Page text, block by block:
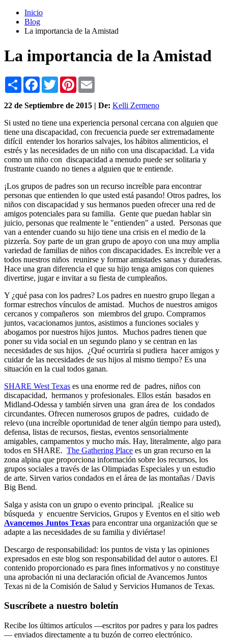
Inicio
Blog
La importancia de la Amistad
La importancia de la Amistad
Share Facebook
TwitterPinterest
22 de Septiembre de 2015 | De: Kelli Zermeno
Si usted no tiene una experiencia personal cercana con alguien que
tiene una discapacidad, con frecuencia puede ser extremadamente
difícil entender los horarios salvajes, los hábitos alimenticios, el
estrés y las necesidades de un niño con una discapacidad. La vida
como un niño con discapacidad a menudo puede ser solitaria y
frustrante cuando no tienes a alguien que te entiende.
¡Los grupos de padres son un recurso increíble para encontrar
personas que entienden lo que usted está pasando! Otros padres, los
niños con discapacidad y sus hermanos pueden ofrecer una red de
amigos potenciales para su familia. Gente que puedan hablar sin
juicio, personas que realmente le "entienden" a usted. Personas que
van a entender cuando su hijo tiene una crisis en el medio de la
pizzería. Soy parte de un gran grupo de apoyo con una muy amplia
variedad de familias de niños con discapacidades. Es increíble ver a
todos nuestros niños reunirse y formar amistades sanas y duraderas.
Hace una gran diferencia el que su hijo tenga amigos con quienes
divertirse, jugar e invitar a su fiesta de cumpleaños.
Y ¿qué pasa con los padres? Los padres en nuestro grupo llegan a
formar estrechos vínculos de amistad. Muchos de nuestros amigos
cercanos y compañeros son miembros del grupo. Compramos
juntos, vacacionamos juntos, asistimos a funciones sociales y
abogamos por nuestros hijos juntos. Muchos padres tienen que
poner su vida social en un segundo plano y se centran en las
necesidades de sus hijos. ¿Qué ocurriría si pudiera hacer amigos y
cuidar de las necesidades de sus hijos al mismo tiempo? Es una
situación en la cual todos ganan.
SHARE West Texas es una enorme red de padres, niños con
discapacidad, hermanos y profesionales. Ellos están basados en
Midland-Odessa y también sirven una gran área de los condados
circundantes. Ofrecen numerosos grupos de padres, cuidado de
relevo (una increíble oportunidad de tener algún tiempo para usted),
defensa, listas de recursos, fiestas, eventos sensorialmente
amigables, campamentos y mucho más. Hay, literalmente, algo para
todos en SHARE. The Gathering Place es un gran recurso en la
zona alpina que proporciona información sobre los recursos, los
grupos sociales a través de las Olimpiadas Especiales y un estudio
de arte. Sirven varios condados en el área de las montañas / Davis
Big Bend.
Salga y asista con un grupo o evento principal. ¡Realice su
búsqueda y encuentre Servicios, Grupos y Eventos en el sitio web
Avancemos Juntos Texas para encontrar una organización que se
adapte a las necesidades de su familia y diviértase!
Descargo de responsabilidad: los puntos de vista y las opiniones
expresados en este blog son responsabilidad del autor o autores. El
contenido proporcionado es para fines informativos y no constituye
una aprobación ni una declaración oficial de Avancemos Juntos
Texas ni de la Comisión de Salud y Servicios Humanos de Texas.
Suscríbete a nuestro boletín
Recibe los últimos artículos —escritos por padres y para los padres
— enviados directamente a tu buzón de correo electrónico.